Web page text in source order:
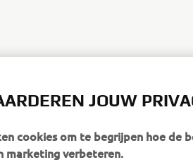
JOUW
cookies om te begrijpen hoe de
marketing verbeteren.